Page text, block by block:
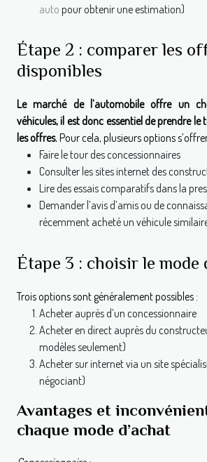
auto pour obtenir une estimation)
Étape 2 : comparer les
disponibles
Le marché de l’automobile offre un
véhicules, il est donc essentiel de prendre
les offres.Pour cela, plusieurs options
Faire le tour des concessionnaires
Consulter les sites internet des
Lire des essais comparatifs dans la
Demander l’avis d’amis ou de
récemment acheté un véhicule
Étape 3 : choisir le mode
Trois options sont généralement possibles :
Acheter auprès d’un concessionnaire
Acheter en direct auprès du
modèles seulement)
Acheter sur internet via un site
négociant)
Avantages et
chaque mode d’achat